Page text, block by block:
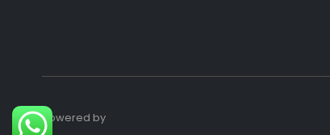
Powered by